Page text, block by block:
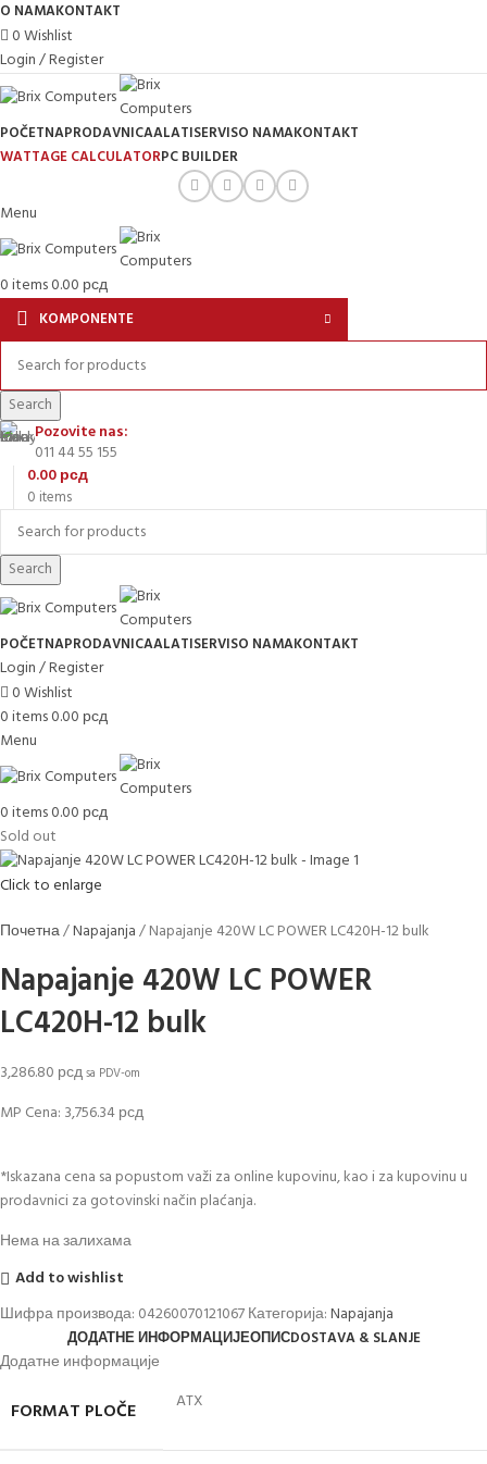
O NAMAKONTAKT
0Wishlist
Login / Register
POČETNAPRODAVNICAALATISERVISO NAMAKONTAKT
WATTAGE CALCULATORPC BUILDER
Menu
0items0.00 рсд
KOMPONENTE
Search
Pozovite nas:
011 44 55 155
0 items
0.00рсд
Search
POČETNAPRODAVNICAALATISERVISO NAMAKONTAKT
Login / Register
0Wishlist
0items0.00 рсд
Menu
0items0.00 рсд
Sold out
Click to enlarge
Почетна Napajanja Napajanje 420W LC POWER LC420H-12 bulk
Napajanje 420W LC POWER
LC420H-12 bulk
3,286.80 рсдsa PDV-om
MP Cena: 3,756.34рсд
*Iskazana cena sa popustom važi za online kupovinu, kao i za kupovinu u
prodavnici za gotovinski način plaćanja.
Нема на залихама
Add to wishlist
Шифра производа: 04260070121067Категорија:Napajanja
ДОДАТНЕ ИНФОРМАЦИЈЕОПИСDOSTAVA & SLANJE
Додатне информације
FORMAT PLOČE ATX